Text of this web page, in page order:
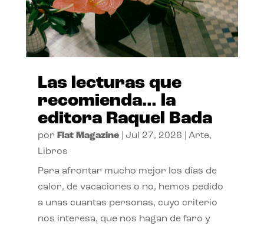
Las lecturas que
recomienda… la
editora Raquel Bada
por Flat Magazine| Jul 27, 2026 Arte,
Libros
Para afrontar mucho mejor los días de
calor, de vacaciones o no, hemos pedido
a unas cuantas personas, cuyo criterio
nos interesa, que nos hagan de faro y